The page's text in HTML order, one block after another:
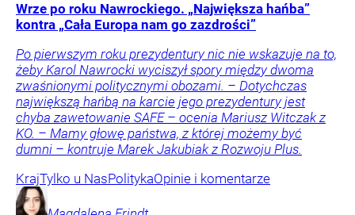
Wrze po roku Nawrockiego. „Największa hańba”
kontra „Cała Europa nam go zazdrości”
Po pierwszym roku prezydentury nic nie wskazuje na to,
żeby Karol Nawrocki wyciszył spory między dwoma
zwaśnionymi politycznymi obozami. – Dotychczas
największą hańbą na karcie jego prezydentury jest
chyba zawetowanie SAFE – ocenia Mariusz Witczak z
KO. – Mamy głowę państwa, z której możemy być
dumni – kontruje Marek Jakubiak z Rozwoju Plus.
KrajTylko u NasPolitykaOpinie i komentarze